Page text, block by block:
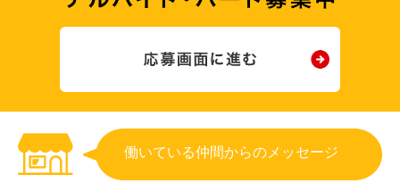
働いている仲間からのメッセージ